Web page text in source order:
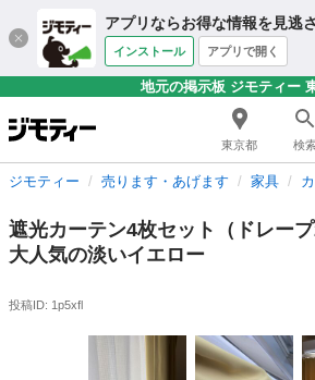
アプリならお得な情報を見逃
インストール アプリで開く
地元の掲示板 ジモティー
東京都 検
ジモティー 売ります・あげます 家具
遮光カーテン4枚セット（ドレープ
大人気の淡いイエロー
投稿ID: 1p5xfl